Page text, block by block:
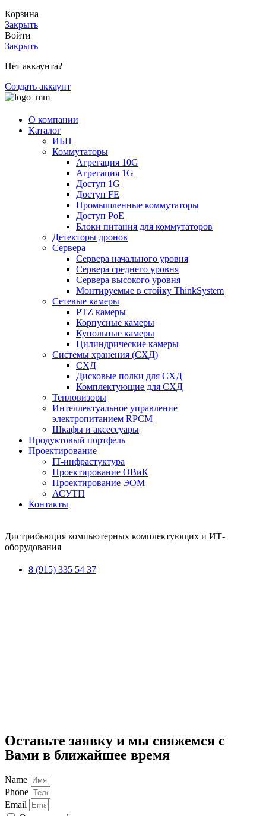
Корзина
Закрыть
Войти
Закрыть
Нет аккаунта?
Создать аккаунт
О компании
Каталог
ИБП
Коммутаторы
Агрегация 10G
Агрегация 1G
Доступ 1G
Доступ FE
Промышленные коммутаторы
Доступ PoE
Блоки питания для коммутаторов
Детекторы дронов
Сервера
Сервера начального уровня
Сервера среднего уровня
Сервера высокого уровня
Монтируемые в стойку ThinkSystem
Сетевые камеры
PTZ камеры
Корпусные камеры
Купольные камеры
Цилиндрические камеры
Системы хранения (СХД)
СХД
Дисковые полки для СХД
Комплектующие для СХД
Тепловизоры
Интеллектуальное управление
электропитанием RPCM
Шкафы и аксессуары
Продуктовый портфель
Проектирование
IT-инфрастуктура
Проектирование ОВиК
Проектирование ЭОМ
АСУТП
Контакты
Дистрибьюция компьютерных комплектующих и ИТ-
оборудования
8 (915) 335 54 37
Оставьте заявку и мы свяжемся с
Вами в ближайшее время
Name
Phone
Email